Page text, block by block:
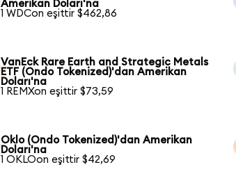
Amerikan Doları'na
1 WDCon eşittir $462,86
VanEck Rare Earth and Strategic Metals
ETF (Ondo Tokenized)'dan Amerikan
Doları'na
1 REMXon eşittir $73,59
Oklo (Ondo Tokenized)'dan Amerikan
Doları'na
1 OKLOon eşittir $42,69